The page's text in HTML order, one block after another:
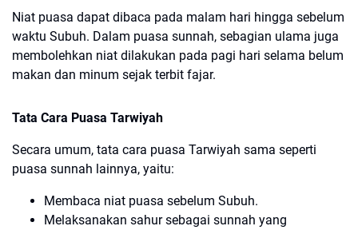
Niat puasa dapat dibaca pada malam hari hingga sebelum
waktu Subuh. Dalam puasa sunnah, sebagian ulama juga
membolehkan niat dilakukan pada pagi hari selama belum
makan dan minum sejak terbit fajar.
Tata Cara Puasa Tarwiyah
Secara umum, tata cara puasa Tarwiyah sama seperti
puasa sunnah lainnya, yaitu:
Membaca niat puasa sebelum Subuh.
Melaksanakan sahur sebagai sunnah yang